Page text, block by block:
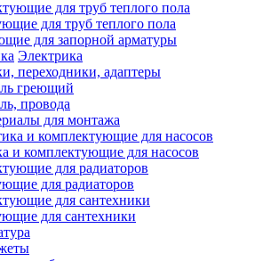
для труб теплого пола
для запорной арматуры
Электрика
переходники, адаптеры
греющий
провода
для монтажа
и комплектующие для насосов
для радиаторов
для сантехники